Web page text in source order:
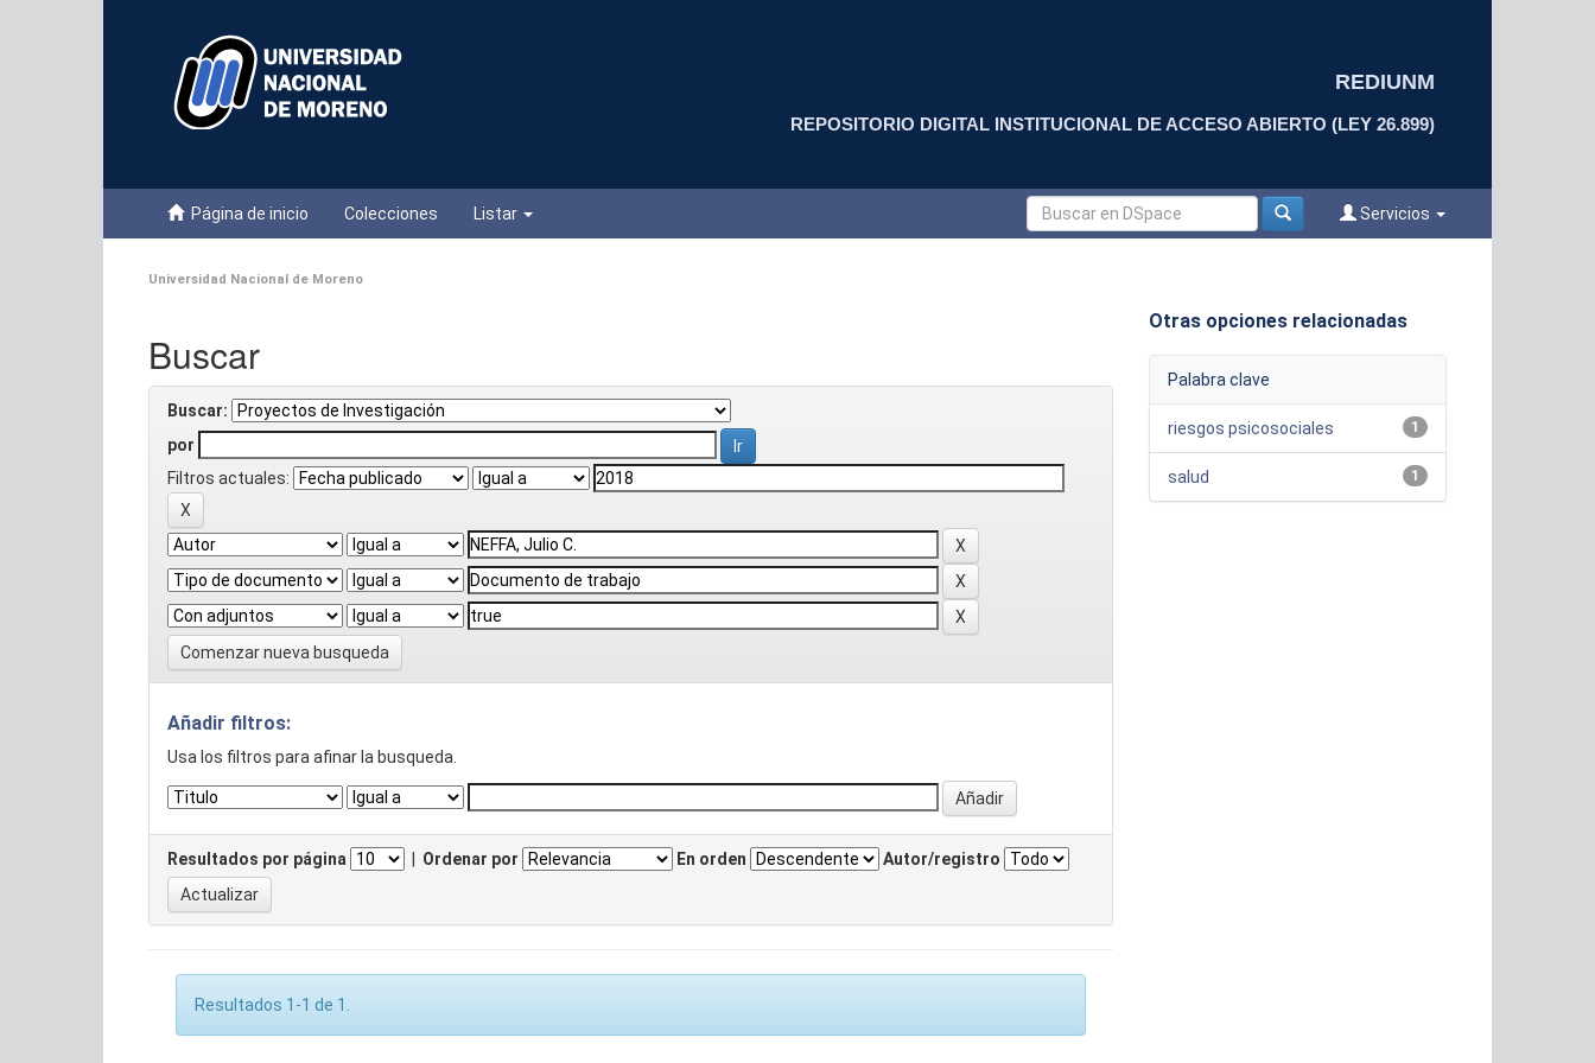
REDIUNM
REPOSITORIO DIGITAL INSTITUCIONAL DE ACCESO ABIERTO (LEY 26.899)
Página de inicio Colecciones Listar Servicios
Universidad Nacional de Moreno
Buscar
Buscar:
por
Filtros actuales:
Comenzar nueva busqueda
Añadir filtros:
Usa los filtros para afinar la busqueda.
Resultados por página Ordenar por En orden Autor/registro
Resultados 1-1 de 1.
Otras opciones relacionadas
Palabra clave
1
riesgos psicosociales
1
salud